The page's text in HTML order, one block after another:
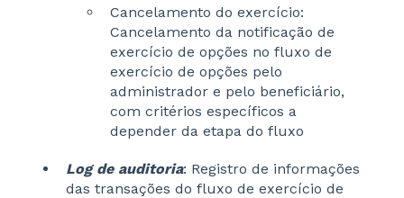
Cancelamento do exercício:
Cancelamento da notificação de
exercício de opções no fluxo de
exercício de opções pelo
administrador e pelo beneficiário,
com critérios específicos a
depender da etapa do fluxo
Log de auditoria: Registro de informações
das transações do fluxo de exercício de